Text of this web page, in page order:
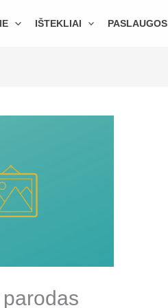
IŠTEKLIAI PASLAUGOS